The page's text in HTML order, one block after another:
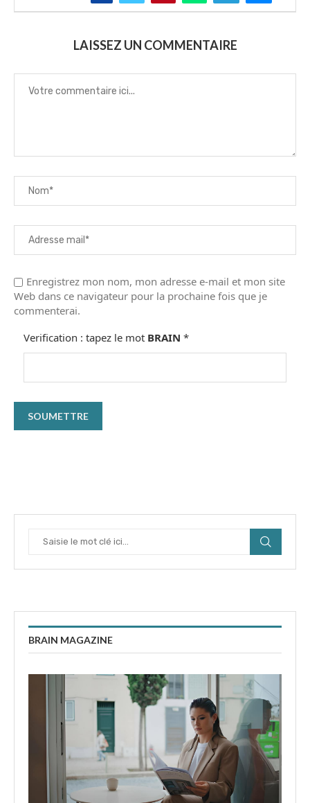
LAISSEZ UN COMMENTAIRE
Enregistrez mon nom, mon adresse e-mail et mon site
Web dans ce navigateur pour la prochaine fois que je
commenterai.
Verification : tapez le mot BRAIN *
BRAIN MAGAZINE